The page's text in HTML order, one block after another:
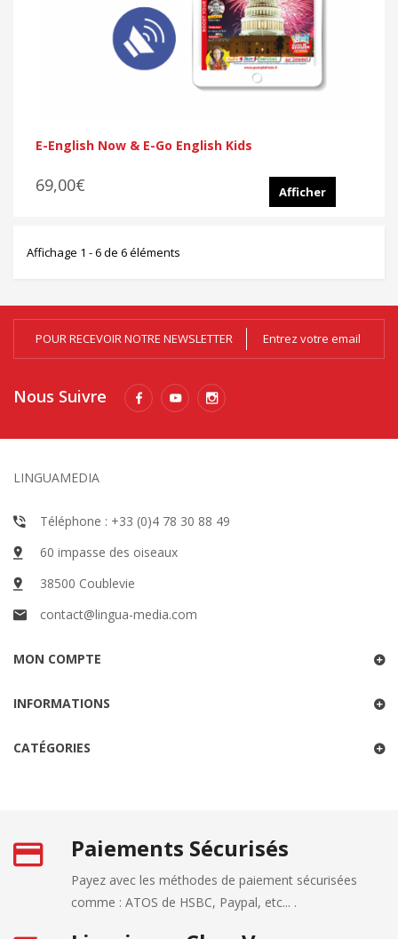
E-English Now & E-Go English Kids
69,00€ Afficher
Affichage 1 - 6 de 6 éléments
POUR RECEVOIR NOTRE NEWSLETTER
Nous Suivre
LINGUAMEDIA
Téléphone : +33 (0)4 78 30 88 49
60 impasse des oiseaux
38500 Coublevie
contact@lingua-media.com
MON COMPTE
INFORMATIONS
CATÉGORIES
Paiements Sécurisés
Payez avec les méthodes de paiement sécurisées
comme : ATOS de HSBC, Paypal, etc... .